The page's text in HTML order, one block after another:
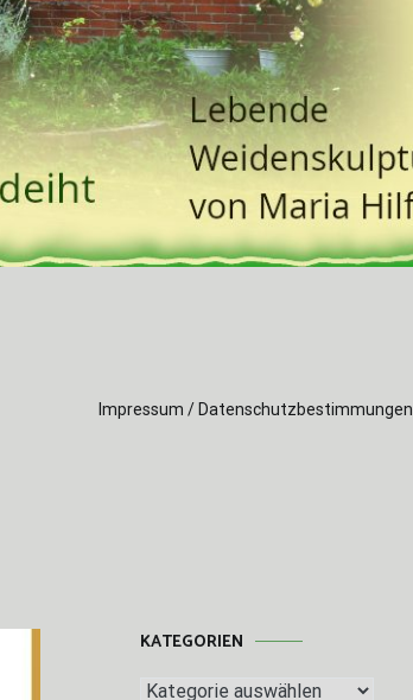
Impressum / Datenschutzbestimmungen
KATEGORIEN
Kategorien